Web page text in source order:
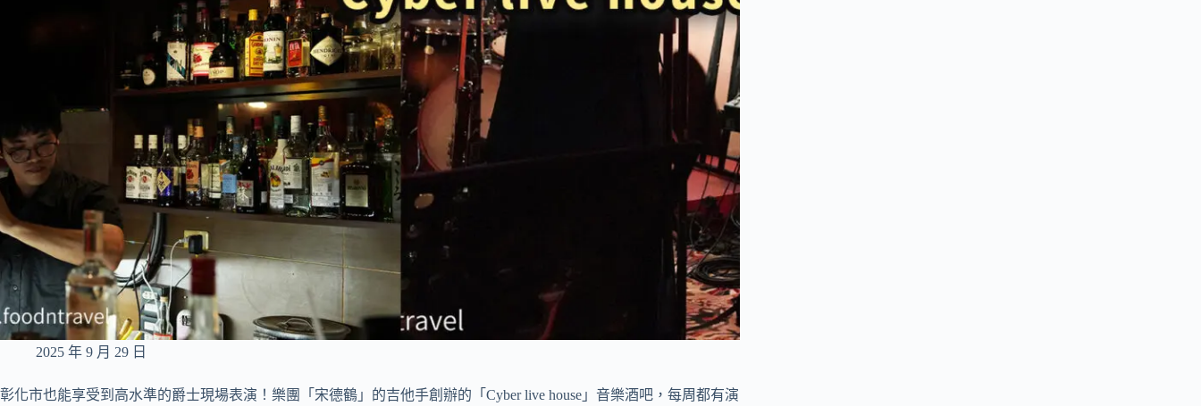
聯
手
創
辦
2025 年 9 月 29 日
彰化市也能享受到高水準的爵士現場表演！樂團「宋德鶴」的吉他手創辦的「Cyber live house」音樂酒吧，每周都有演